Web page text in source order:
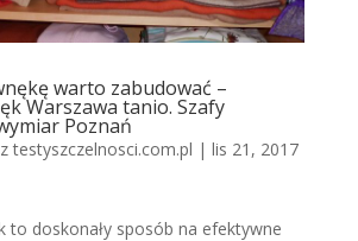
warto zabudować –
Warszawa tanio. Szafy
Poznań
testyszczelnosci.com.pl | lis 21, 2017
to doskonały sposób na efektywne